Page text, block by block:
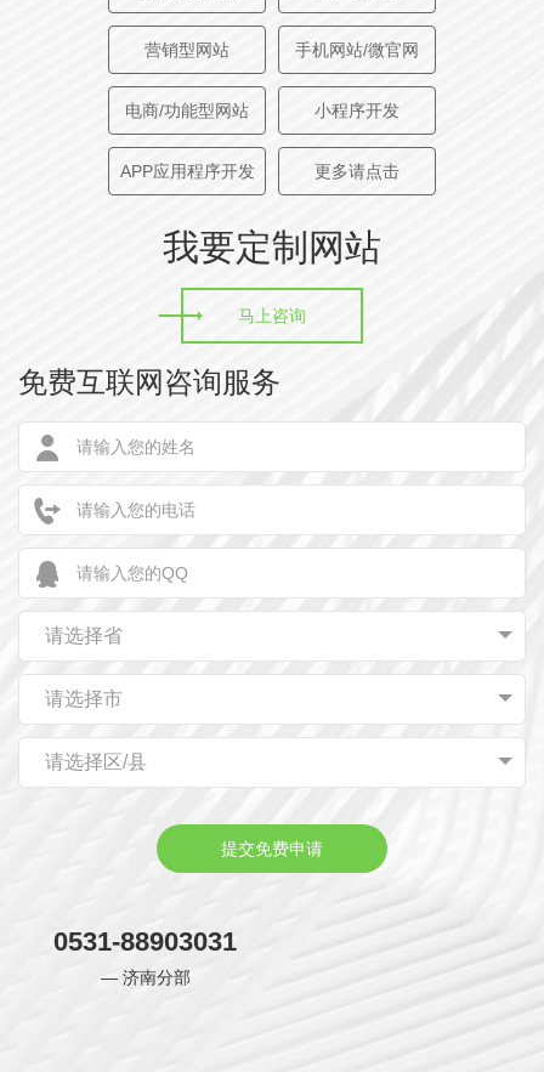
Boya gongdao is a high-tech underwater robot
company. The main demands of customers are to
display the main products of the company in detail. Each
product has its own layout design.
营销型网站 手机网站/微官网
电商/功能型网站 小程序开发
APP应用程序开发 更多请点击
我要定制网站
马上咨询
免费互联网咨询服务
请选择省
请选择市
请选择区/县
提交免费申请
0531-88903031
— 济南分部